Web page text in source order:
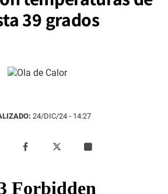
39 grados
24/DIC/24 - 14:27